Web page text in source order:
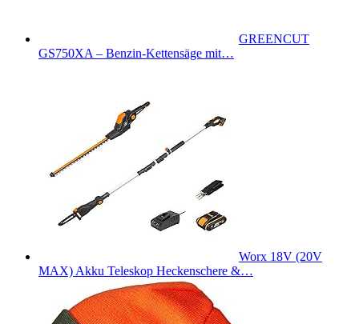
GREENCUT
GS750XA – Benzin-Kettensäge mit…
Worx 18V (20V
MAX) Akku Teleskop Heckenschere &…